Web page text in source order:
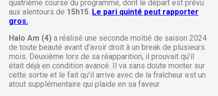
quatrième course du programme, dont le départ est prévu
aux alentours de 15h15. Le pari quinté peut rapporter
gros.
Halo Am (4) a réalisé une seconde moitié de saison 2024
de toute beauté avant d’avoir droit à un break de plusieurs
mois. Deuxième lors de sa réapparition, il prouvait qu’il
était déjà en condition avancé. Il va sans doute monter sur
cette sortie et le fait qu’il arrive avec de la fraîcheur est un
atout supplémentaire qui plaide en sa faveur.